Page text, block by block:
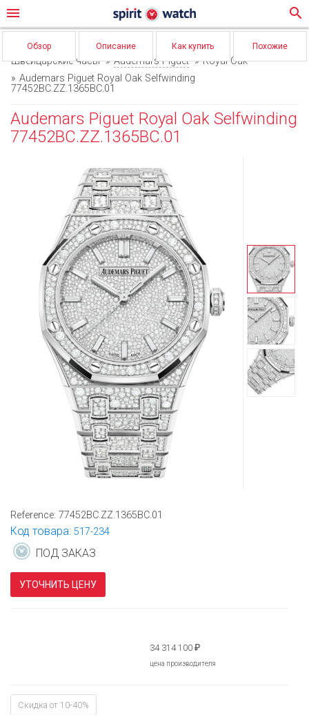
menu search
Обзор Описание Как купить Похожие
Швейцарские часы Audemars Piguet
Royal Oak
Audemars Piguet Royal Oak Selfwinding
77452BC.ZZ.1365BC.01
Audemars Piguet Royal Oak Selfwinding
77452BC.ZZ.1365BC.01
Reference: 77452BC.ZZ.1365BC.01
Код товара: 517-234
ПОД ЗАКАЗ
УТОЧНИТЬ ЦЕНУ
34 314 100 ₽
цена производителя
Скидка от 10-40%